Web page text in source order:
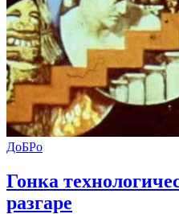
ДоБРо
Гонка
разгаре